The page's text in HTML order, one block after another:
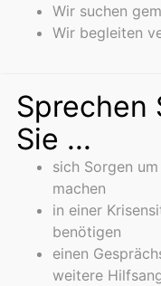
Wir suchen
Wir begleiten
Sprechen
Sie ...
sich Sorgen
machen
in einer
benötigen
einen
weitere